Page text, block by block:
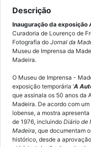
Descrição
Inauguração da exposição
Curadoria de Lourenço de
Fotografia do Jornal da
Museu de Imprensa da
Madeira.
O Museu de Imprensa -
exposição temporária ‘A
que assinala os 50 anos da
Madeira. De acordo com
lobense, a mostra
de 1976, incluindo Diário de
Madeira, que documentam
histórico, desde a